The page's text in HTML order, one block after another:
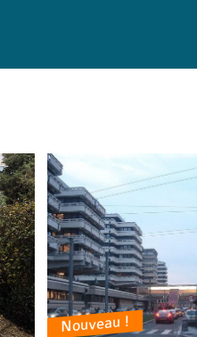
Nouveau !